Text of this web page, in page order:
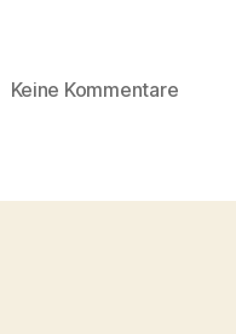
Keine Kommentarezu